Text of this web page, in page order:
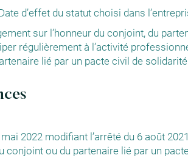
d’effet du statut choisi dans
sur l’honneur du conjoint, du
régulièrement à l’activité
lié par un pacte civil de
2022 modifiant l’arrêté du 6 août
conjoint ou du partenaire lié par un